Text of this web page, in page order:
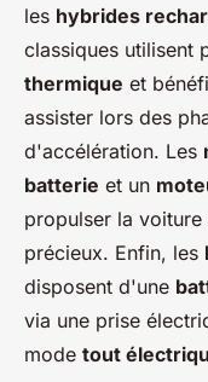
les hybrides
classiques utilisent
thermique et
assister lors des
d'accélération. Les
batterie et un
propulser la
précieux. Enfin, les
disposent d'une
via une prise
mode tout